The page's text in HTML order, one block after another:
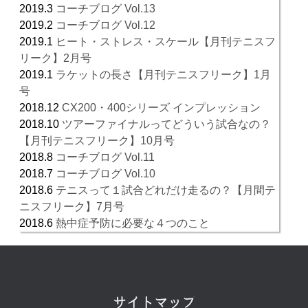
2019.3 コーチブログ Vol.13
2019.2 コーチブログ Vol.12
2019.1 ヒート・ストレス・スケール【月刊テニスフ
リーク】2月号
2019.1 ラケットの長さ【月刊テニスフリーク】1月
号
2018.12 CX200・400シリーズ インプレッション
2018.10 ツアーファイナルってどういう試合なの？
【月刊テニスフリーク】10月号
2018.8 コーチブログ Vol.11
2018.7 コーチブログ Vol.10
2018.6 テニスって１試合どれだけ走るの？【月間テ
ニスフリーク】7月号
2018.6 熱中症予防に必要な４つのこと
サイトマップ